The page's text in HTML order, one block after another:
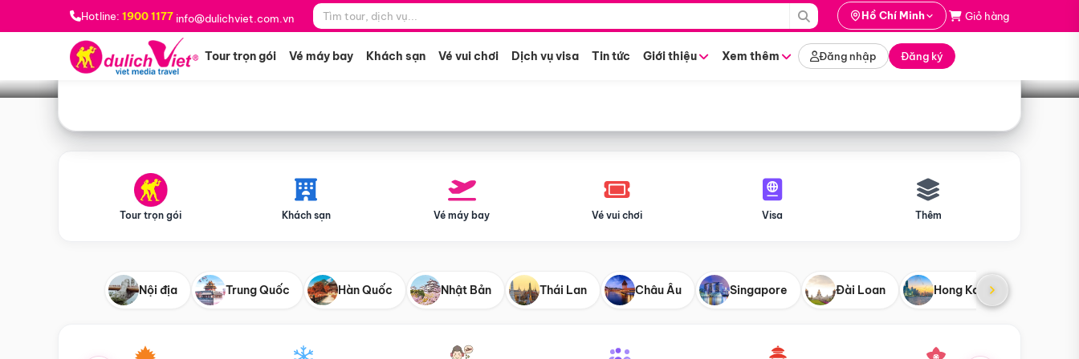
Hotline: 1900 1177 info@dulichviet.com.vn Hồ Chí Minh Giỏ hàng
Tour trọn gói Vé máy bay Khách sạn Vé vui chơi Dịch vụ visa Tin tức Giới thiệu Xem thêm Đăng nhập Đăng ký
Bạn muốn đi đâu? *
Tìm tour
Tour trọn gói Khách sạn Vé máy bay Vé vui chơi Visa Thêm
Nội địa Trung Quốc Hàn Quốc Nhật Bản Thái Lan Châu Âu Singapore Đài Loan Hong Kong